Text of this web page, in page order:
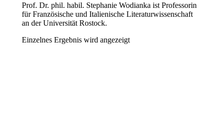
Prof. Dr. phil. habil. Stephanie Wodianka ist Professorin
für Französische und Italienische Literaturwissenschaft
an der Universität Rostock.
Einzelnes Ergebnis wird angezeigt